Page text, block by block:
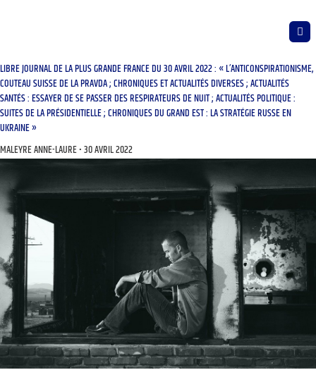
LIBRE JOURNAL DE LA PLUS GRANDE FRANCE DU 30 AVRIL 2022 : « L’ANTICONSPIRATIONISME,
COUTEAU SUISSE DE LA PRAVDA ; CHRONIQUES ET ACTUALITÉS DIVERSES ; ACTUALITÉS
SANTÉS : ESSAYER DE SE PASSER DES RESPIRATEURS DE NUIT ; ACTUALITÉS POLITIQUE :
SUITES DE LA PRÉSIDENTIELLE ; CHRONIQUES DU GRAND EST : LA STRATÉGIE RUSSE EN
UKRAINE »
MALEYRE ANNE-LAURE 30 AVRIL 2022